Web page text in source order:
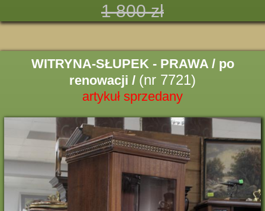
1 800 zł
WITRYNA-SŁUPEK - PRAWA / po
renowacji / (nr 7721)
artykuł sprzedany